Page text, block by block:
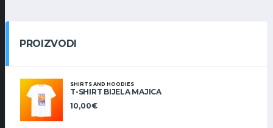
PROIZVODI
SHIRTS AND HOODIES
T-SHIRT BIJELA MAJICA
10,00€